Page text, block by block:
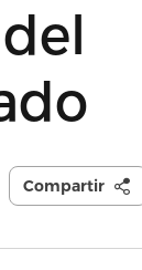
Compartir